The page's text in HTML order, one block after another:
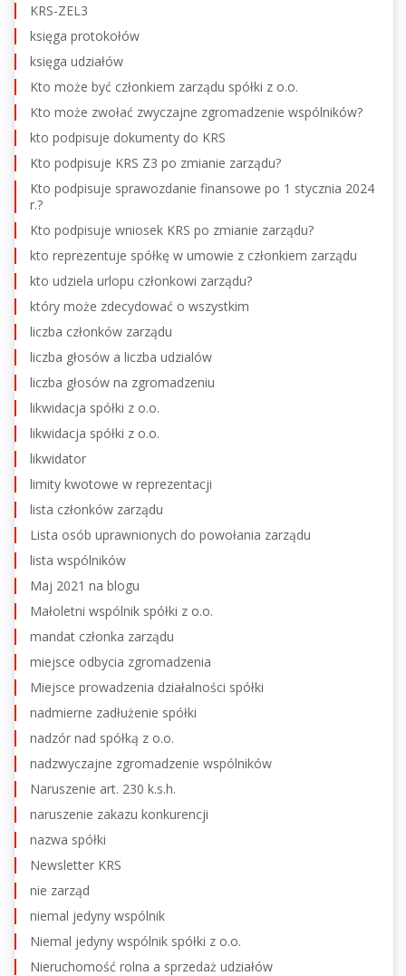
KRS-ZEL3
księga protokołów
księga udziałów
Kto może być członkiem zarządu spółki z o.o.
Kto może zwołać zwyczajne zgromadzenie wspólników?
kto podpisuje dokumenty do KRS
Kto podpisuje KRS Z3 po zmianie zarządu?
Kto podpisuje sprawozdanie finansowe po 1 stycznia 2024
r.?
Kto podpisuje wniosek KRS po zmianie zarządu?
kto reprezentuje spółkę w umowie z członkiem zarządu
kto udziela urlopu członkowi zarządu?
który może zdecydować o wszystkim
liczba członków zarządu
liczba głosów a liczba udzialów
liczba głosów na zgromadzeniu
likwidacja spółki z o.o.
likwidacja spółki z o.o.
likwidator
limity kwotowe w reprezentacji
lista członków zarządu
Lista osób uprawnionych do powołania zarządu
lista wspólników
Maj 2021 na blogu
Małoletni wspólnik spółki z o.o.
mandat członka zarządu
miejsce odbycia zgromadzenia
Miejsce prowadzenia działalności spółki
nadmierne zadłużenie spółki
nadzór nad spółką z o.o.
nadzwyczajne zgromadzenie wspólników
Naruszenie art. 230 k.s.h.
naruszenie zakazu konkurencji
nazwa spółki
Newsletter KRS
nie zarząd
niemal jedyny wspólnik
Niemal jedyny wspólnik spółki z o.o.
Nieruchomość rolna a sprzedaż udziałów